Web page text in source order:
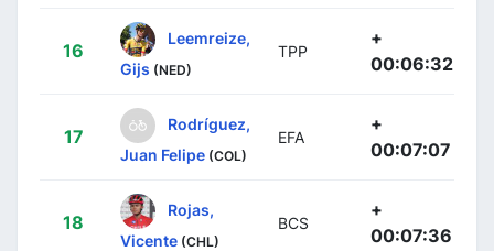
16
Leemreize,
Gijs (NED)
TPP
+
00:06:32
17
Rodríguez,
Juan Felipe (COL)
EFA
+
00:07:07
18
Rojas,
Vicente (CHL)
BCS
+
00:07:36